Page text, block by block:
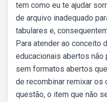
tem como eu te ajudar
de arquivo inadequado
tabulares e,
Para atender ao conceito
educacionais abertos
sem formatos abertos
de recombinar remixar os
questão, o item que não